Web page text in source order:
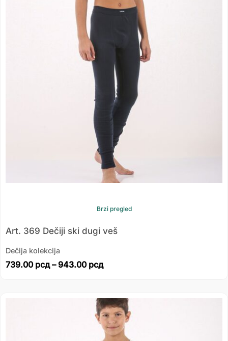
Brzi pregled
Art. 369 Dečiji ski dugi veš
Dečija kolekcija
739.00 рсд – 943.00 рсд
Распон
цена:
од
435.00 рсд